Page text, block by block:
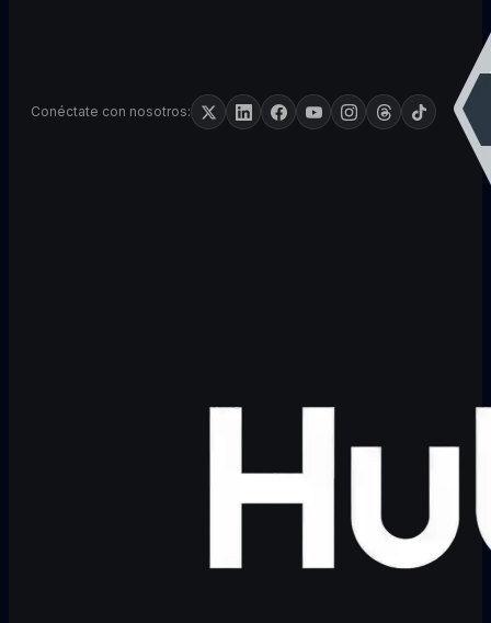
Conéctate con nosotros: